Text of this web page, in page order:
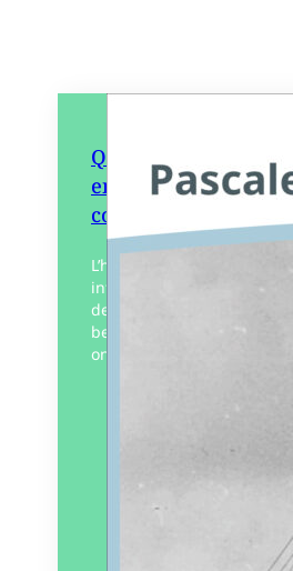
Quand l’île d’Yeu
en boîte – Histoire
conserveries
L’histoire des conserveries
intégrante du patrimoine et
de l’île d’Yeu. Durant plus
beaucoup d’Islais et surtout
ont travaillé. Cette activité…
Édition